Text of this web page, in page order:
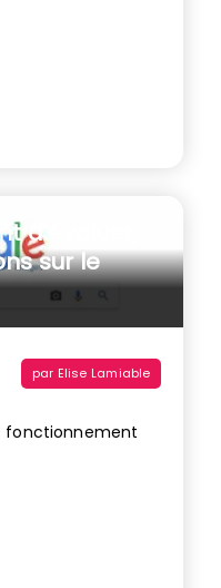
d’évoluer,
sur le
par Elise Lamiable
fonctionnement